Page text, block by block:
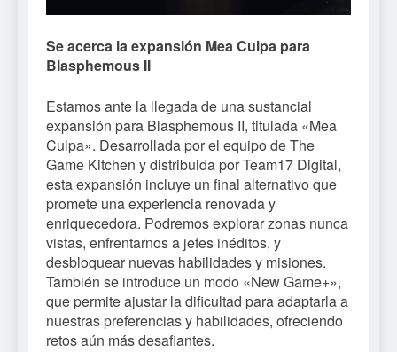
Se acerca la expansión Mea Culpa para
Blasphemous II
Estamos ante la llegada de una sustancial
expansión para Blasphemous II, titulada «Mea
Culpa». Desarrollada por el equipo de The
Game Kitchen y distribuida por Team17 Digital,
esta expansión incluye un final alternativo que
promete una experiencia renovada y
enriquecedora. Podremos explorar zonas nunca
vistas, enfrentarnos a jefes inéditos, y
desbloquear nuevas habilidades y misiones.
También se introduce un modo «New Game+»,
que permite ajustar la dificultad para adaptarla a
nuestras preferencias y habilidades, ofreciendo
retos aún más desafiantes.